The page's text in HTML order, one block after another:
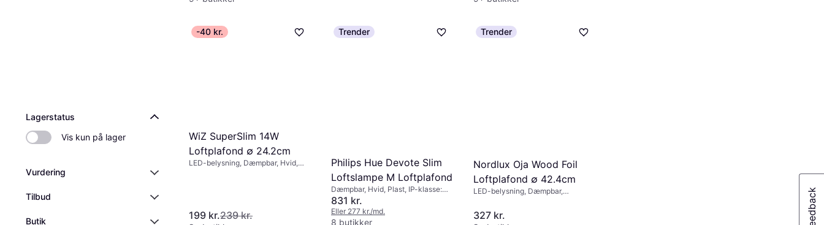
Lagerstatus
Vis kun på lager
Vurdering
Tilbud
Butik
-40 kr.
WiZ SuperSlim 14W
Loftplafond ∅ 24.2cm
LED-belysning, Dæmpbar, Hvid,
199 kr.239 kr.
Trender
Philips Hue Devote Slim
Loftslampe M Loftplafond
Dæmpbar, Hvid, Plast, IP-klasse:
IP44
831 kr.
Eller 277 kr./md.
8 butikker
Trender
Nordlux Oja Wood Foil
Loftplafond ∅ 42.4cm
LED-belysning, Dæmpbar,
327 kr.